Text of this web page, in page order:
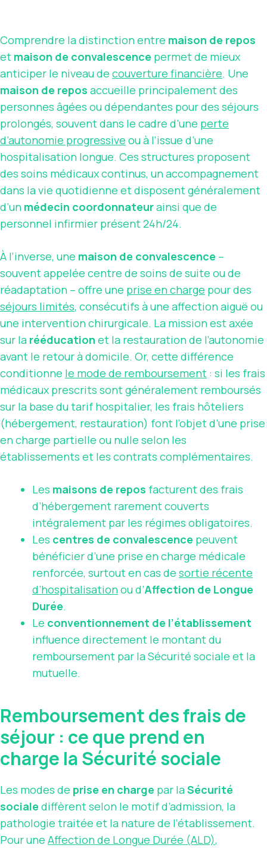
Comprendre la distinction entre maison de repos
et maison de convalescence permet de mieux
anticiper le niveau de couverture financière. Une
maison de repos accueille principalement des
personnes âgées ou dépendantes pour des séjours
prolongés, souvent dans le cadre d’une perte
d’autonomie progressive ou à l’issue d’une
hospitalisation longue. Ces structures proposent
des soins médicaux continus, un accompagnement
dans la vie quotidienne et disposent généralement
d’un médecin coordonnateurainsi que de
personnel infirmier présent 24h/24.
À l’inverse, une maison de convalescence –
souvent appelée centre de soins de suite ou de
réadaptation – offre une prise en charge pour des
séjours limités, consécutifs à une affection aiguë ou
une intervention chirurgicale. La mission est axée
sur la rééducation et la restauration de l’autonomie
avant le retour à domicile. Or, cette différence
conditionne le mode de remboursement : si les frais
médicaux prescrits sont généralement remboursés
sur la base du tarif hospitalier, les frais hôteliers
(hébergement, restauration) font l’objet d’une prise
en charge partielle ou nulle selon les
établissements et les contrats complémentaires.
Les maisons de repos facturent des frais
d’hébergement rarement couverts
intégralement par les régimes obligatoires.
Les centres de convalescence peuvent
bénéficier d’une prise en charge médicale
renforcée, surtout en cas de sortie récente
d’hospitalisationou d’Affection de Longue
Durée.
Le conventionnement de l’établissement
influence directement le montant du
remboursement par la Sécurité sociale et la
mutuelle.
Remboursement des frais de
séjour : ce que prend en
charge la Sécurité sociale
Les modes de prise en charge par laSécurité
sociale diffèrent selon le motif d’admission, la
pathologie traitée et la nature de l’établissement.
Pour une Affection de Longue Durée (ALD),